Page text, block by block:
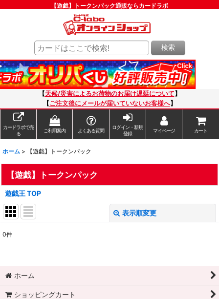
【遊戯】トークンパック通販ならカードラボ
検索
【天候/災害によるお荷物のお届け遅延について 】
【ご注文後にメールが届いていないお客様へ】
カードラボで売
る
ご利用案内 よくある質問
ログイン・新規
登録
マイページ カート
ホーム > 【遊戯】トークンパック
【遊戯】トークンパック
遊戯王 TOP
表示順変更
並び順:
0件
ホーム
ショッピングカート